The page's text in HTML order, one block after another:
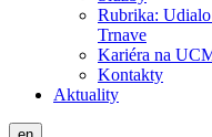
Rubrika:
Trnave
Kariéra na
Kontakty
Aktuality